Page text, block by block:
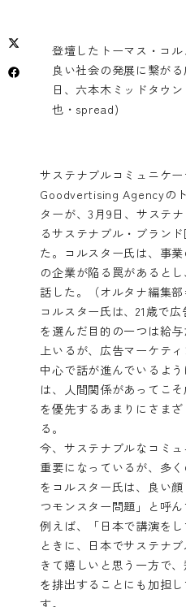
登壇したトーマス・コ
良い社会の発展に繋が
日、六本木ミッドタウ
也・spread)
サステナブルコミュニケ
Goodvertising Agencyの
ターが、3月9日、サステ
るサステナブル・ブラン
た。コルスター氏は、事
の企業が陥る罠があると
話した。（オルタナ編集部
コルスター氏は、21歳で
を選んだ目的の一つは給
上いるが、広告マーケテ
中心で話が進んでいるよ
は、人間関係があってこ
を優先するあまりにさま
る。
今、サステナブルなコミ
重要になっているが、多
をコルスター氏は、良い
つモンスター問題」と呼ん
例えば、「日本で講演を
ときに、日本でサステナ
きて嬉しいと思う一方で
を排出することにも加担
す。